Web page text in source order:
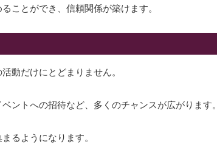
ことができ、信頼関係が築けます。
動だけにとどまりません。
ントへの招待など、多くのチャンスが広がります。
るようになります。